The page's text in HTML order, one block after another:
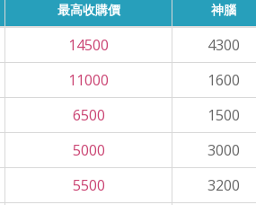
最高收購價 神腦
14500
4300
11000
1600
6500
1500
5000
3000
5500
3200